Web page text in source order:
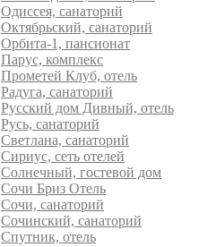
Одиссея, санаторий
Октябрьский, санаторий
Орбита-1, пансионат
Парус, комплекс
Прометей Клуб, отель
Радуга, санаторий
Русский дом Дивный, отель
Русь, санаторий
Светлана, санаторий
Сириус, сеть отелей
Солнечный, гостевой дом
Сочи Бриз Отель
Сочи, санаторий
Сочинский, санаторий
Спутник, отель